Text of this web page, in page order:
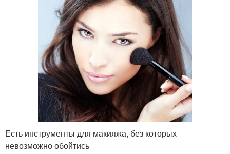
Универсальная
косметика
Спокойный макияж
Инструменты для
макияжа
Средства для
правильного макияжа
Возрастной макияж
Есть инструменты для макияжа, без которых
невозможно обойтись